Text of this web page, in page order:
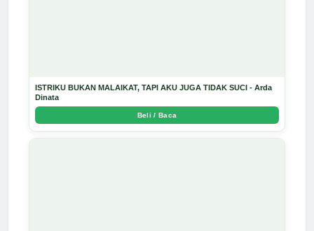
ISTRIKU BUKAN MALAIKAT, TAPI AKU JUGA TIDAK SUCI - Arda
Dinata
Beli / Baca